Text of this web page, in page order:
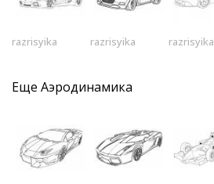
razrisyika razrisyika razrisyika
Еще Аэродинамика